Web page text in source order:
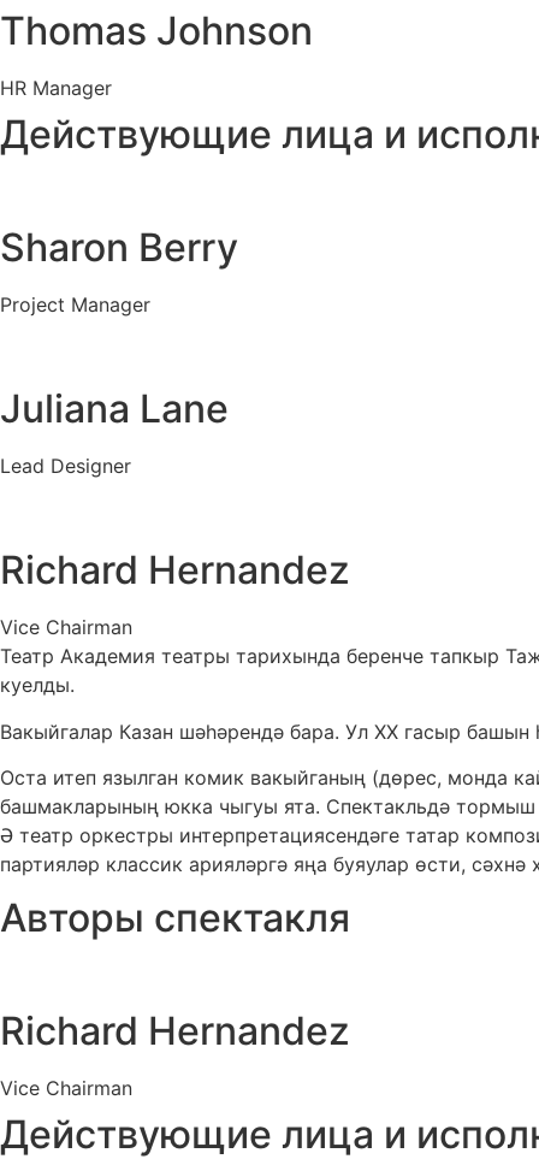
Thomas Johnson
HR Manager
Действующие лица и
Sharon Berry
Project Manager
Juliana Lane
Lead Designer
Richard Hernandez
Vice Chairman
Театр Академия театры тарихында беренче тапкыр
куелды.
Вакыйгалар Казан шәһәрендә бара. Ул ХХ гасыр башын
Оста итеп язылган комик вакыйганың (дөрес, монда
башмакларының юкка чыгуы ята. Спектакльдә тормыш
Ә театр оркестры интерпретациясендәге татар
партияләр классик арияләргә яңа буяулар өсти,
Авторы спектакля
Richard Hernandez
Vice Chairman
Действующие лица и